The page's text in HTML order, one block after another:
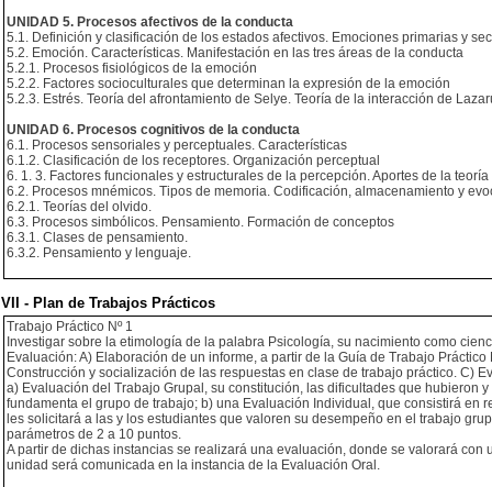
UNIDAD 5. Procesos afectivos de la conducta
5.1. Definición y clasificación de los estados afectivos. Emociones primarias y
5.2. Emoción. Características. Manifestación en las tres áreas de la conducta
5.2.1. Procesos fisiológicos de la emoción
5.2.2. Factores socioculturales que determinan la expresión de la emoción
5.2.3. Estrés. Teoría del afrontamiento de Selye. Teoría de la interacción de
UNIDAD 6. Procesos cognitivos de la conducta
6.1. Procesos sensoriales y perceptuales. Características
6.1.2. Clasificación de los receptores. Organización perceptual
6. 1. 3. Factores funcionales y estructurales de la percepción. Aportes de la
6.2. Procesos mnémicos. Tipos de memoria. Codificación, almacenamiento y
6.2.1. Teorías del olvido.
6.3. Procesos simbólicos. Pensamiento. Formación de conceptos
6.3.1. Clases de pensamiento.
6.3.2. Pensamiento y lenguaje.
VII - Plan de Trabajos Prácticos
Trabajo Práctico Nº 1
Investigar sobre la etimología de la palabra Psicología, su nacimiento como
Evaluación: A) Elaboración de un informe, a partir de la Guía de Trabajo
Construcción y socialización de las respuestas en clase de trabajo práctico. C)
a) Evaluación del Trabajo Grupal, su constitución, las dificultades que hubieron
fundamenta el grupo de trabajo; b) una Evaluación Individual, que consistirá
les solicitará a las y los estudiantes que valoren su desempeño en el trabajo
parámetros de 2 a 10 puntos.
A partir de dichas instancias se realizará una evaluación, donde se valorará
unidad será comunicada en la instancia de la Evaluación Oral.